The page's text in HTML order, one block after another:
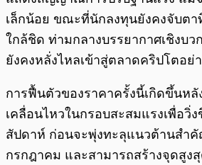
เล็กน้อย ขณะที่นักลงทุนยังคงจับตา
ใกล้ชิด ท่ามกลางบรรยากาศเชิงบว
ยังคงหลั่งไหลเข้าสู่ตลาดคริปโตอย่
การฟื้นตัวของราคาครั้งนี้เกิดขึ้นหลั
เคลื่อนไหวในกรอบสะสมแรงเพื่อวิ่
สัปดาห์ ก่อนจะพุ่งทะลุแนวต้านสำ
กรกฎาคม และสามารถสร้างจุดสูง